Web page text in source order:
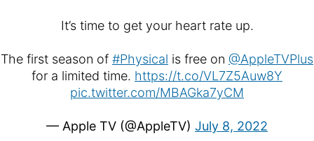
It’s time to get your heart rate up.
The first season of #Physical is free on @AppleTVPlus
for a limited time. https://t.co/VL7Z5Auw8Y
pic.twitter.com/MBAGka7yCM
— Apple TV (@AppleTV) July 8, 2022